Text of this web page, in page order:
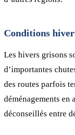
Conditions
Les hivers grisons
d’importantes
des routes parfois
déménagements en
déconseillés entre